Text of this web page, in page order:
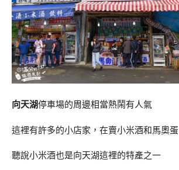
向天湖停車場的周邊相當熱鬧有人氣
這裡有許多的小店家，在賣小米酒和馬奧蛋
聽說小米酒也是向天湖這裡的特產之一